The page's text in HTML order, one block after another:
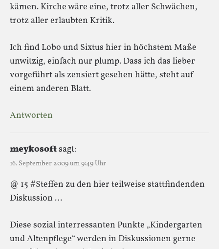
kämen. Kirche wäre eine, trotz aller Schwächen,
trotz aller erlaubten Kritik.
Ich find Lobo und Sixtus hier in höchstem Maße
unwitzig, einfach nur plump. Dass ich das lieber
vorgeführt als zensiert gesehen hätte, steht auf
einem anderen Blatt.
Antworten
meykosoftsagt:
16. September 2009 um 9:49 Uhr
@ 15 #Steffen zu den hier teilweise stattfindenden
Diskussion …
Diese sozial interressanten Punkte „Kindergarten
und Altenpflege“ werden in Diskussionen gerne